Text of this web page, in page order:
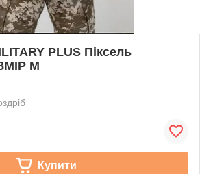
PLUS Піксель
М
Купити